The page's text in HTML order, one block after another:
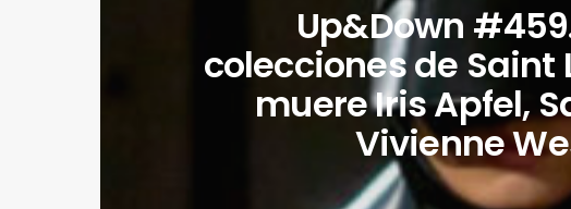
Up&Down
colecciones de Saint
muere Iris Apfel,
Vivienne